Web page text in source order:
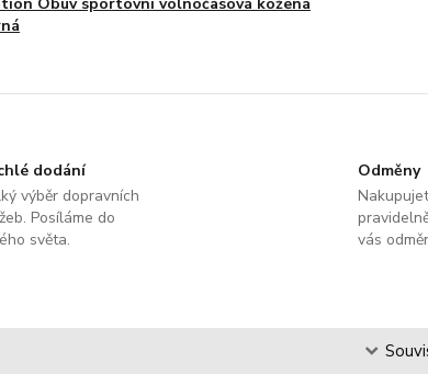
dodání
výběr dopravních
Posíláme do
světa.
Odměny
vás